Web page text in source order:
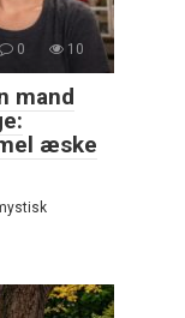
0 10
mand
æske